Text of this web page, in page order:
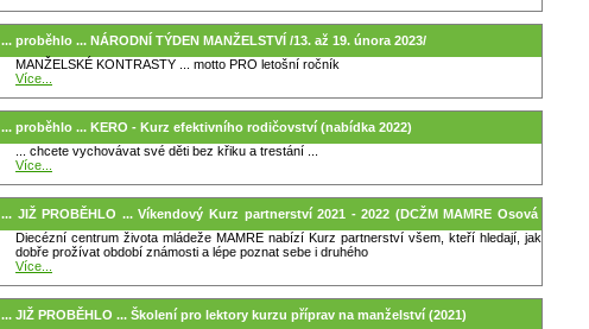
... proběhlo ... NÁRODNÍ TÝDEN MANŽELSTVÍ /13. až 19. února 2023/
MANŽELSKÉ KONTRASTY ... motto PRO letošní ročník
Více...
... proběhlo ... KERO - Kurz efektivního rodičovství (nabídka 2022)
... chcete vychovávat své děti bez křiku a trestání ...
Více...
... JIŽ PROBĚHLO ... Víkendový Kurz partnerství 2021 - 2022 (DCŽM MAMRE Osová
Bítýška)
Diecézní centrum života mládeže MAMRE nabízí Kurz partnerství všem, kteří hledají, jak
dobře prožívat období známosti a lépe poznat sebe i druhého
Více...
... JIŽ PROBĚHLO ... Školení pro lektory kurzu příprav na manželství (2021)